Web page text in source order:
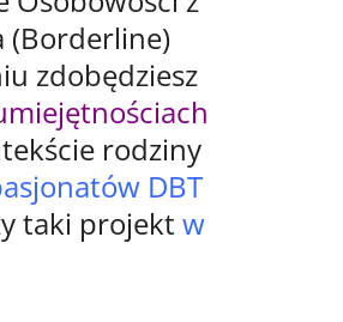
(Borderline)
zdobędziesz
rodziny
DBT
taki projekt w